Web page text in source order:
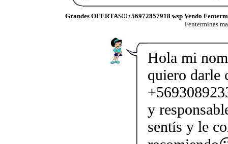
Grandes OFERTAS!!!+56972857918 wsp Vendo
Fenterminas
Hola mi
quiero darle
y
sentís y le